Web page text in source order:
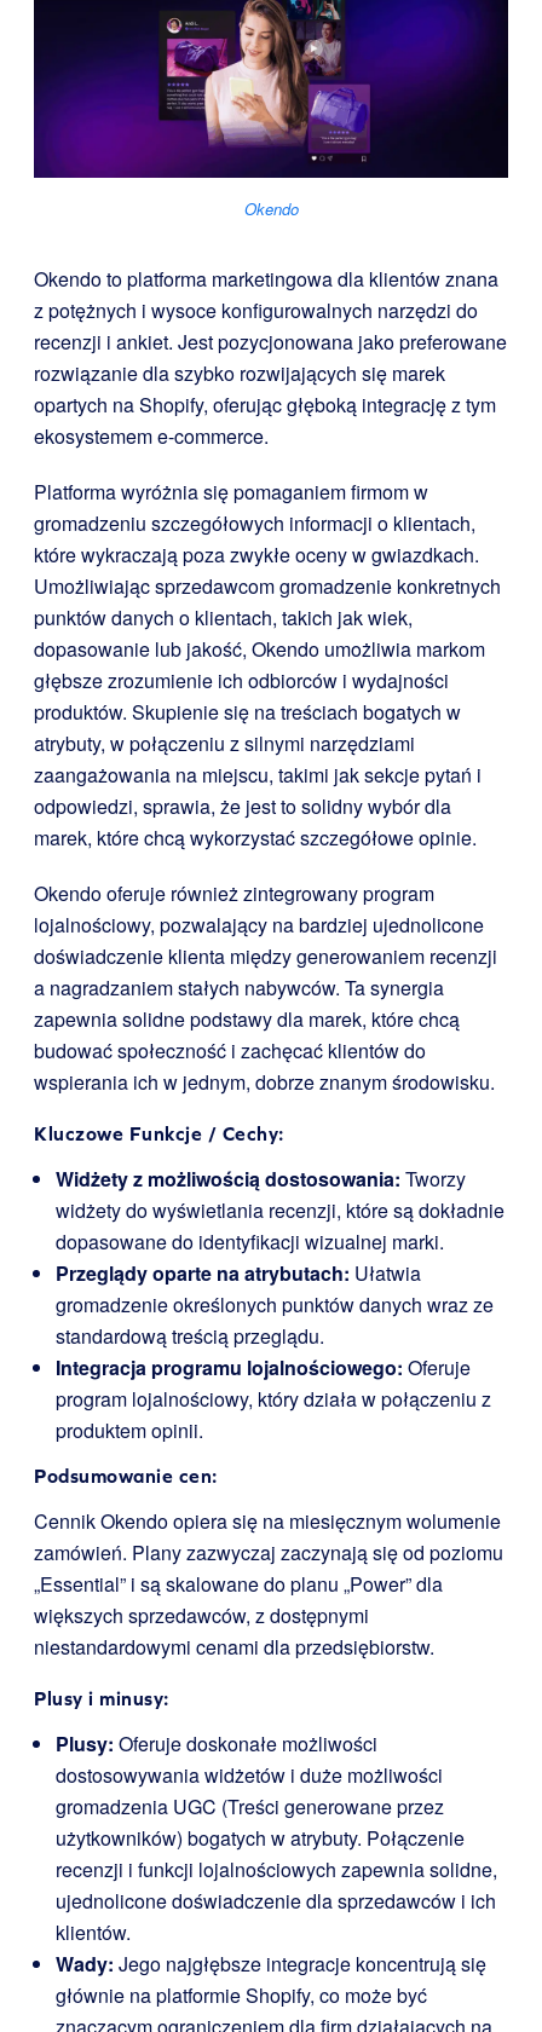
Okendo
Okendo to platforma marketingowa dla klientów znana
z potężnych i wysoce konfigurowalnych narzędzi do
recenzji i ankiet. Jest pozycjonowana jako preferowane
rozwiązanie dla szybko rozwijających się marek
opartych na Shopify, oferując głęboką integrację z tym
ekosystemem e-commerce.
Platforma wyróżnia się pomaganiem firmom w
gromadzeniu szczegółowych informacji o klientach,
które wykraczają poza zwykłe oceny w gwiazdkach.
Umożliwiając sprzedawcom gromadzenie konkretnych
punktów danych o klientach, takich jak wiek,
dopasowanie lub jakość, Okendo umożliwia markom
głębsze zrozumienie ich odbiorców i wydajności
produktów. Skupienie się na treściach bogatych w
atrybuty, w połączeniu z silnymi narzędziami
zaangażowania na miejscu, takimi jak sekcje pytań i
odpowiedzi, sprawia, że jest to solidny wybór dla
marek, które chcą wykorzystać szczegółowe opinie.
Okendo oferuje również zintegrowany program
lojalnościowy, pozwalający na bardziej ujednolicone
doświadczenie klienta między generowaniem recenzji
a nagradzaniem stałych nabywców. Ta synergia
zapewnia solidne podstawy dla marek, które chcą
budować społeczność i zachęcać klientów do
wspierania ich w jednym, dobrze znanym środowisku.
Kluczowe Funkcje / Cechy:
Widżety z możliwością dostosowania: Tworzy
widżety do wyświetlania recenzji, które są dokładnie
dopasowane do identyfikacji wizualnej marki.
Przeglądy oparte na atrybutach: Ułatwia
gromadzenie określonych punktów danych wraz ze
standardową treścią przeglądu.
Integracja programu lojalnościowego: Oferuje
program lojalnościowy, który działa w połączeniu z
produktem opinii.
Podsumowanie cen:
Cennik Okendo opiera się na miesięcznym wolumenie
zamówień. Plany zazwyczaj zaczynają się od poziomu
„Essential” i są skalowane do planu „Power” dla
większych sprzedawców, z dostępnymi
niestandardowymi cenami dla przedsiębiorstw.
Plusy i minusy:
Plusy: Oferuje doskonałe możliwości
dostosowywania widżetów i duże możliwości
gromadzenia UGC (Treści generowane przez
użytkowników) bogatych w atrybuty. Połączenie
recenzji i funkcji lojalnościowych zapewnia solidne,
ujednolicone doświadczenie dla sprzedawców i ich
klientów.
Wady: Jego najgłębsze integracje koncentrują się
głównie na platformie Shopify, co może być
znaczącym ograniczeniem dla firm działających na